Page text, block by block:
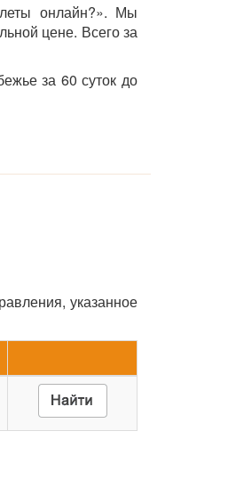
онлайн?». Мы
цене. Всего за
за 60 суток до
указанное